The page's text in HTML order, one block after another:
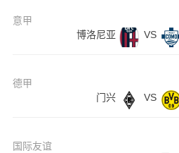
意甲
博洛尼亚
VS
德甲
门兴
VS
国际友谊